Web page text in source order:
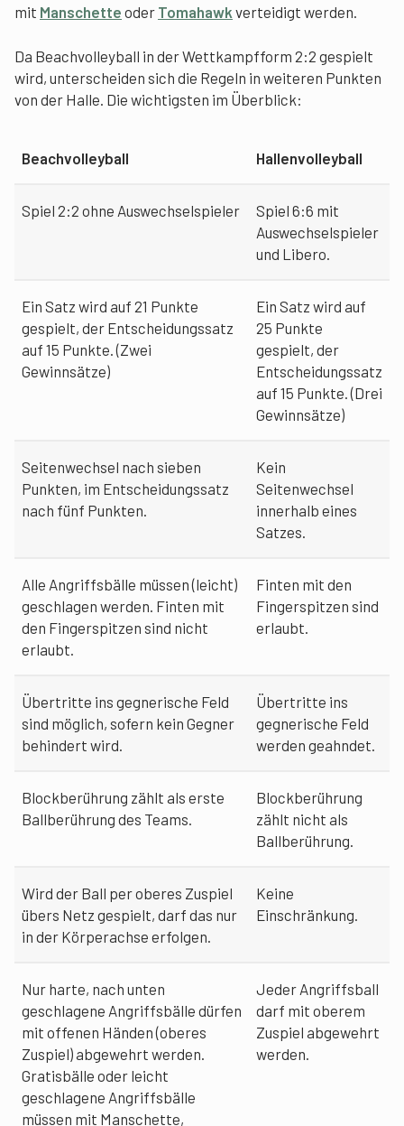
mit Manschette oder Tomahawk verteidigt werden.
Da Beachvolleyball in der Wettkampfform 2:2 gespielt
wird, unterscheiden sich die Regeln in weiteren Punkten
von der Halle. Die wichtigsten im Überblick:
Beachvolleyball Hallenvolleyball
Spiel 2:2 ohne Auswechselspieler
Spiel 6:6 mit
Auswechselspieler
und Libero.
Ein Satz wird auf 21 Punkte
gespielt, der Entscheidungssatz
auf 15 Punkte. (Zwei
Gewinnsätze)
Ein Satz wird auf
25 Punkte
gespielt, der
Entscheidungssatz
auf 15 Punkte. (Drei
Gewinnsätze)
Seitenwechsel nach sieben
Punkten, im Entscheidungssatz
nach fünf Punkten.
Kein
Seitenwechsel
innerhalb eines
Satzes.
Alle Angriffsbälle müssen (leicht)
geschlagen werden. Finten mit
den Fingerspitzen sind nicht
erlaubt.
Finten mit den
Fingerspitzen sind
erlaubt.
Übertritte ins gegnerische Feld
sind möglich, sofern kein Gegner
behindert wird.
Übertritte ins
gegnerische Feld
werden geahndet.
Blockberührung zählt als erste
Ballberührung des Teams.
Blockberührung
zählt nicht als
Ballberührung.
Wird der Ball per oberes Zuspiel
übers Netz gespielt, darf das nur
in der Körperachse erfolgen.
Keine
Einschränkung.
Nur harte, nach unten
geschlagene Angriffsbälle dürfen
mit offenen Händen (oberes
Zuspiel) abgewehrt werden.
Gratisbälle oder leicht
geschlagene Angriffsbälle
müssen mit Manschette,
Jeder Angriffsball
darf mit oberem
Zuspiel abgewehrt
werden.